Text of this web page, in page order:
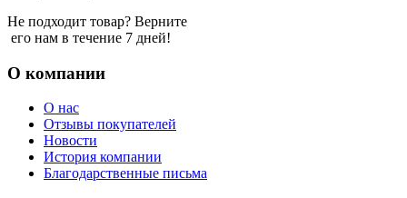
Не подходит товар? Верните
его нам в течение 7 дней!
О компании
О нас
Отзывы покупателей
Новости
История компании
Благодарственные письма